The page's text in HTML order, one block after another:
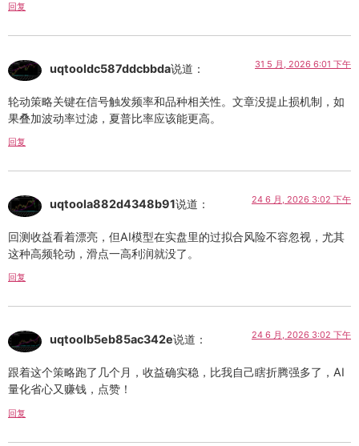
回复
uqtooldc587ddcbbda说道： 31 5 月, 2026 6:01 下午
轮动策略关键在信号触发频率和品种相关性。文章没提止损机制，如
果叠加波动率过滤，夏普比率应该能更高。
回复
uqtoola882d4348b91说道： 24 6 月, 2026 3:02 下午
回测收益看着漂亮，但AI模型在实盘里的过拟合风险不容忽视，尤其
这种高频轮动，滑点一高利润就没了。
回复
uqtoolb5eb85ac342e说道： 24 6 月, 2026 3:02 下午
跟着这个策略跑了几个月，收益确实稳，比我自己瞎折腾强多了，AI
量化省心又赚钱，点赞！
回复